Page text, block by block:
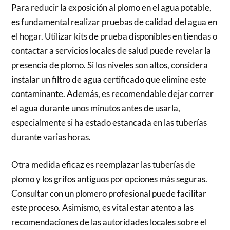
Para reducir la exposición al plomo en el agua potable,
es fundamental realizar pruebas de calidad del agua en
el hogar. Utilizar kits de prueba disponibles en tiendas o
contactar a servicios locales de salud puede revelar la
presencia de plomo. Si los niveles son altos, considera
instalar un filtro de agua certificado que elimine este
contaminante. Además, es recomendable dejar correr
el agua durante unos minutos antes de usarla,
especialmente si ha estado estancada en las tuberías
durante varias horas.
Otra medida eficaz es reemplazar las tuberías de
plomo y los grifos antiguos por opciones más seguras.
Consultar con un plomero profesional puede facilitar
este proceso. Asimismo, es vital estar atento a las
recomendaciones de las autoridades locales sobre el